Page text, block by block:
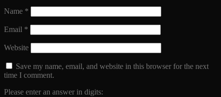
Name *
Email *
Website
Save my name, email, and website in this browser for the next
time I comment.
Please enter an answer in digits: